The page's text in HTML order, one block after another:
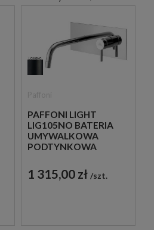
PAFFONI LIGHT
LIG105NO BATERIA
UMYWALKOWA
PODTYNKOWA
CZARNA
1 315,00 zł szt.